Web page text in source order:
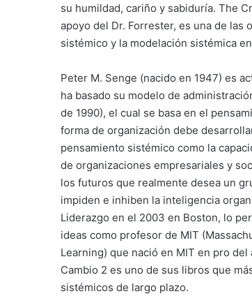
su humildad, cariño y sabiduría. The
apoyo del Dr. Forrester, es una de
sistémico y la modelación sistémica
Peter M. Senge (nacido en 1947) es
ha basado su modelo de
de 1990), el cual se basa en el
forma de organización debe
pensamiento sistémico como la
de organizaciones empresariales y
los futuros que realmente desea un
impiden e inhiben la inteligencia
Liderazgo en el 2003 en Boston, lo
ideas como profesor de MIT
Learning) que nació en MIT en pro
Cambio 2 es uno de sus libros que
sistémicos de largo plazo.